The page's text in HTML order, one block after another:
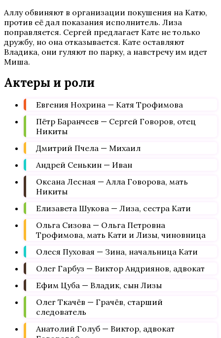
Аллу обвиняют в организации покушения на Катю,
против её дал показания исполнитель. Лиза
поправляется. Сергей предлагает Кате не только
дружбу, но она отказывается. Кате оставляют
Владика, они гуляют по парку, а навстречу им идет
Миша.
Актеры и роли
Евгения Нохрина — Катя Трофимова
Пётр Баранчеев — Сергей Говоров, отец
Никиты
Дмитрий Пчела — Михаил
Андрей Сенькин — Иван
Оксана Лесная — Алла Говорова, мать
Никиты
Елизавета Шукова — Лиза, сестра Кати
Ольга Сизова — Ольга Петровна
Трофимова, мать Кати и Лизы, чиновница
Олеся Пуховая — Зина, начальница Кати
Олег Гарбуз — Виктор Андриянов, адвокат
Ефим Цуба — Владик, сын Лизы
Олег Ткачёв — Грачёв, старший
следователь
Анатолий Голуб — Виктор, адвокат